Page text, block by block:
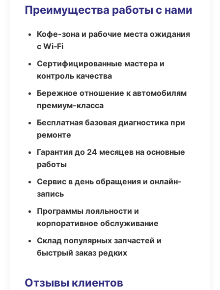
Преимущества работы с нами
Кофе-зона и рабочие места ожидания
с Wi‑Fi
Сертифицированные мастера и
контроль качества
Бережное отношение к автомобилям
премиум-класса
Бесплатная базовая диагностика при
ремонте
Гарантия до 24 месяцев на основные
работы
Сервис в день обращения и онлайн-
запись
Программы лояльности и
корпоративное обслуживание
Склад популярных запчастей и
быстрый заказ редких
Отзывы клиентов